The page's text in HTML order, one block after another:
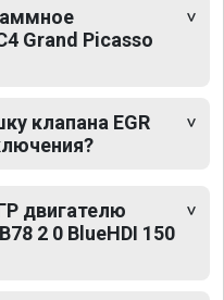
Grand Picasso
клапана EGR
двигателю
2 0 BlueHDI 150